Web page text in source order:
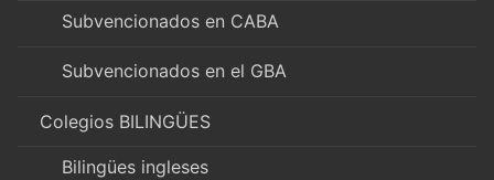
Subvencionados en CABA
Subvencionados en el GBA
Colegios BILINGÜES
Bilingües ingleses